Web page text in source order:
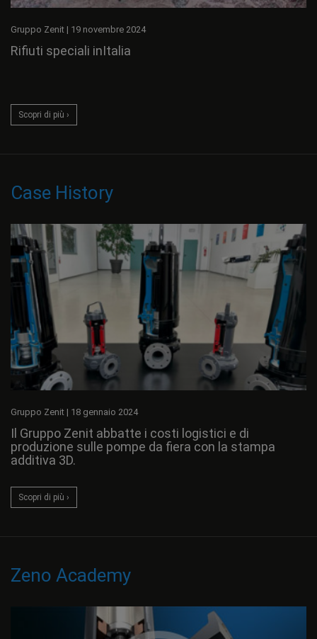
Gruppo Zenit | 19 novembre 2024
Rifiuti speciali inItalia
Scopri di più ›
Case History
Gruppo Zenit | 18 gennaio 2024
Il Gruppo Zenit abbatte i costi logistici e di
produzione sulle pompe da fiera con la stampa
additiva 3D.
Scopri di più ›
Zeno Academy